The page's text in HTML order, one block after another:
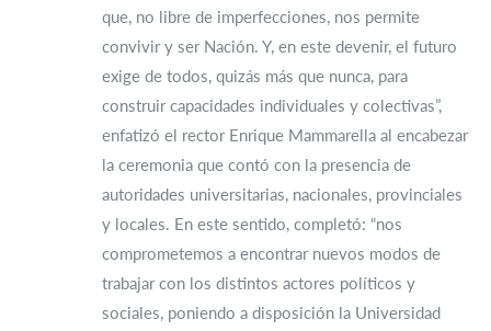
que, no libre de imperfecciones, nos permite
convivir y ser Nación. Y, en este devenir, el futuro
exige de todos, quizás más que nunca, para
construir capacidades individuales y colectivas”,
enfatizó el rector Enrique Mammarella al encabezar
la ceremonia que contó con la presencia de
autoridades universitarias, nacionales, provinciales
y locales. En este sentido, completó: “nos
comprometemos a encontrar nuevos modos de
trabajar con los distintos actores políticos y
sociales, poniendo a disposición la Universidad